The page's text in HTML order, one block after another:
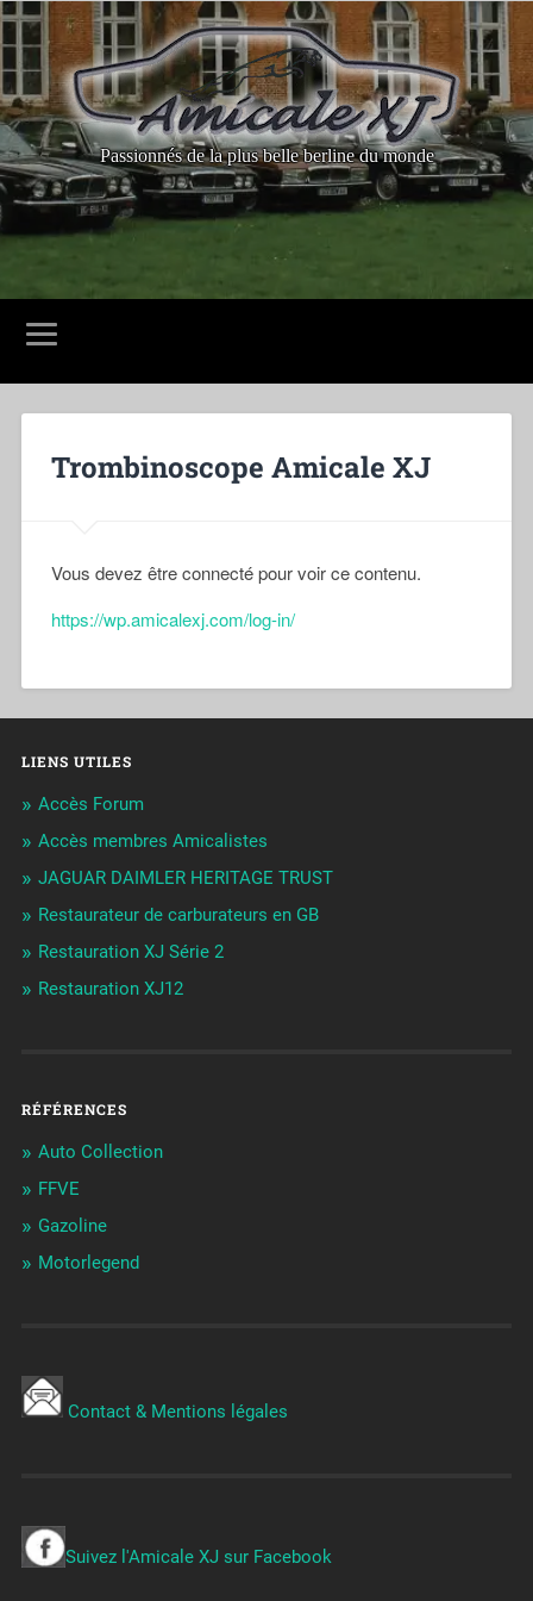
Passionnés de la plus belle berline du monde
Trombinoscope Amicale XJ
Vous devez être connecté pour voir ce contenu.
https://wp.amicalexj.com/log-in/
LIENS UTILES
Accès Forum
Accès membres Amicalistes
JAGUAR DAIMLER HERITAGE TRUST
Restaurateur de carburateurs en GB
Restauration XJ Série 2
Restauration XJ12
RÉFÉRENCES
Auto Collection
FFVE
Gazoline
Motorlegend
Contact & Mentions légales
Suivez l'Amicale XJ sur Facebook